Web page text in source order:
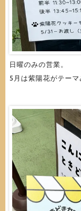
日曜のみの営業。
5月は紫陽花がテーマ